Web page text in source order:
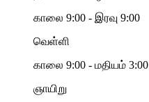
காலை 9:00 - இரவு 9:00
வெள்ளி
காலை 9:00 - மதியம் 3:00
ஞாயிறு